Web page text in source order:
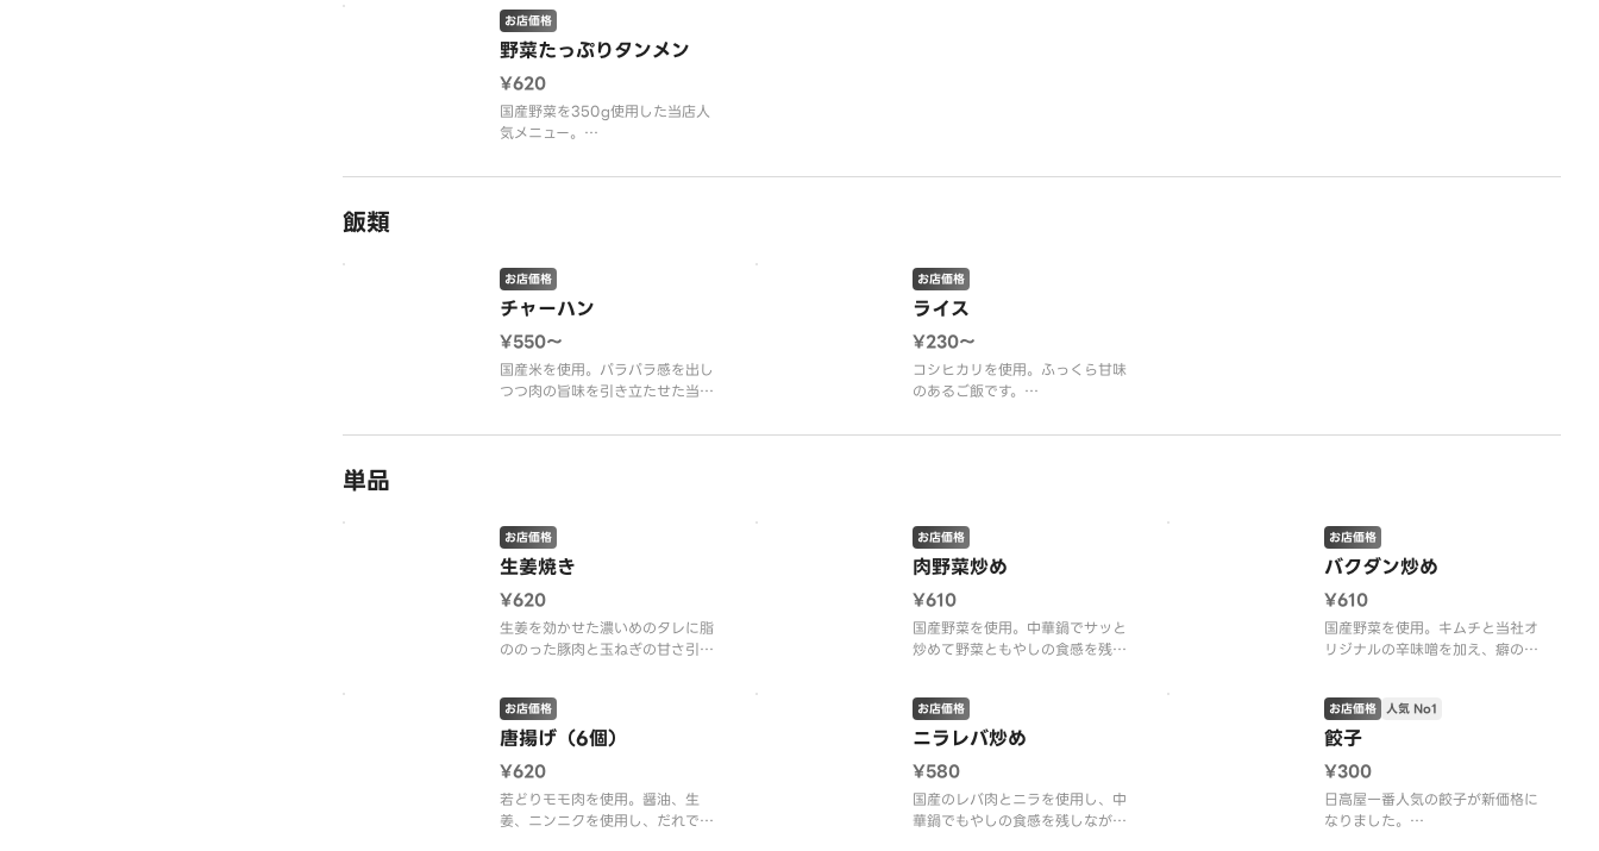
野菜たっぷりタンメン
お店価格
¥620
国産野菜を350g使用した当店人
気メニュー。
のスープに溶け込んで美味しく仕
飯類
チャーハン
お店価格
¥550〜
国産米を使用。パラパラ感を出し
つつ肉の旨味を引き立たせた当店
※画像は普通盛りです。
ライス
お店価格
¥230〜
コシヒカリを使用。ふっくら甘味
のあるご飯です。
単品
生姜焼き
お店価格
¥620
生姜を効かせた濃いめのタレに脂
ののった豚肉と玉ねぎの甘さ引き
肉野菜炒め
お店価格
¥610
国産野菜を使用。中華鍋でサッと
炒めて野菜ともやしの食感を残し
バクダン炒め
お店価格
¥610
国産野菜を使用。キムチと当社オ
リジナルの辛味噌を加え、癖のあ
唐揚げ（6個）
お店価格
¥620
若どりモモ肉を使用。醤油、生
姜、ニンニクを使用し、だれでも
ニラレバ炒め
お店価格
¥580
国産のレバ肉とニラを使用し、中
華鍋でもやしの食感を残しながら
餃子
お店価格 人気 No1
¥300
日高屋一番人気の餃子が新価格に
なりました。